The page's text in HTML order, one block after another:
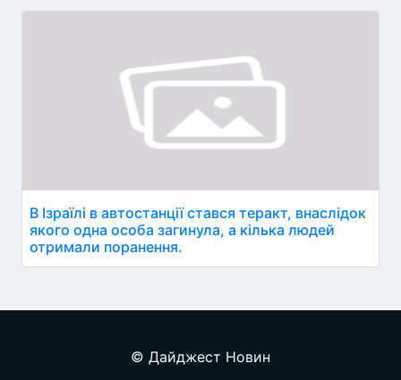
В Ізраїлі в автостанції стався теракт, внаслідок
якого одна особа загинула, а кілька людей
отримали поранення.
© Дайджест Новин